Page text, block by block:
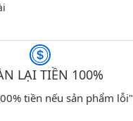
LẠI TIỀN 100%
tiền nếu sản phẩm lỗi"